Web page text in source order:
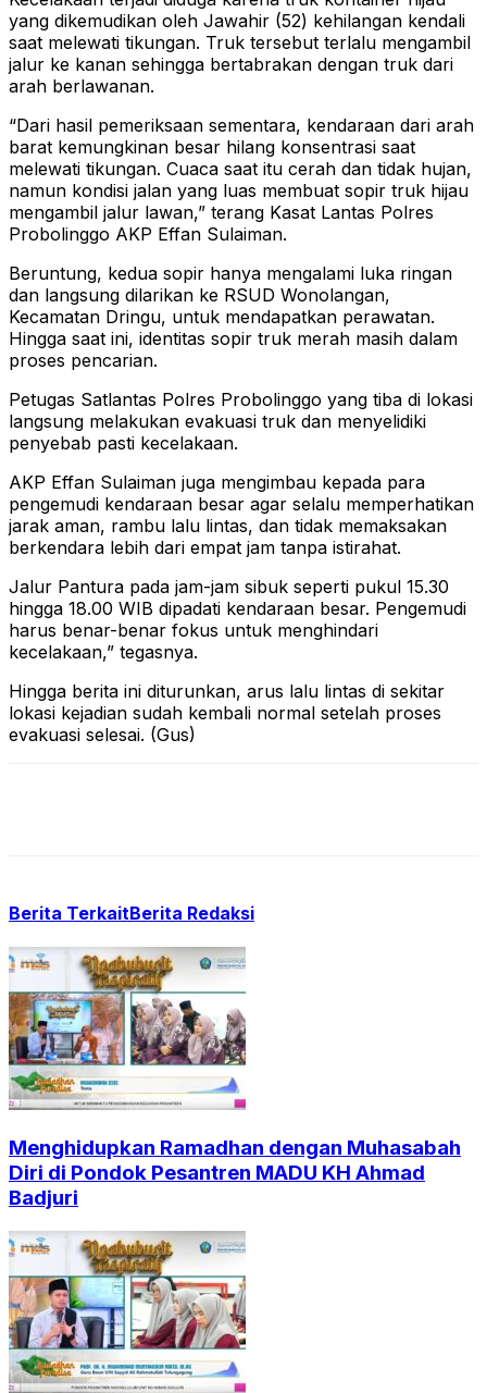
yang dikemudikan oleh Jawahir (52) kehilangan kendali
saat melewati tikungan. Truk tersebut terlalu mengambil
jalur ke kanan sehingga bertabrakan dengan truk dari
arah berlawanan.
“Dari hasil pemeriksaan sementara, kendaraan dari arah
barat kemungkinan besar hilang konsentrasi saat
melewati tikungan. Cuaca saat itu cerah dan tidak hujan,
namun kondisi jalan yang luas membuat sopir truk hijau
mengambil jalur lawan,” terang Kasat Lantas Polres
Probolinggo AKP Effan Sulaiman.
Beruntung, kedua sopir hanya mengalami luka ringan
dan langsung dilarikan ke RSUD Wonolangan,
Kecamatan Dringu, untuk mendapatkan perawatan.
Hingga saat ini, identitas sopir truk merah masih dalam
proses pencarian.
Petugas Satlantas Polres Probolinggo yang tiba di lokasi
langsung melakukan evakuasi truk dan menyelidiki
penyebab pasti kecelakaan.
AKP Effan Sulaiman juga mengimbau kepada para
pengemudi kendaraan besar agar selalu memperhatikan
jarak aman, rambu lalu lintas, dan tidak memaksakan
berkendara lebih dari empat jam tanpa istirahat.
Jalur Pantura pada jam-jam sibuk seperti pukul 15.30
hingga 18.00 WIB dipadati kendaraan besar. Pengemudi
harus benar-benar fokus untuk menghindari
kecelakaan,” tegasnya.
Hingga berita ini diturunkan, arus lalu lintas di sekitar
lokasi kejadian sudah kembali normal setelah proses
evakuasi selesai. (Gus)
Berita TerkaitBerita Redaksi
Menghidupkan Ramadhan dengan Muhasabah
Diri di Pondok Pesantren MADU KH Ahmad
Badjuri